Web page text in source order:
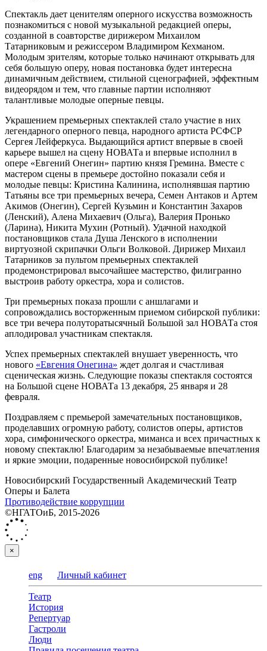
Спектакль дает ценителям оперного искусства возможность
познакомиться с новой музыкальной редакцией оперы,
созданной в соавторстве дирижером Михаилом
Татарниковым и режиссером Владимиром Кехманом.
Молодым зрителям, которые только начинают открывать для
себя большую оперу, новая постановка будет интересна
динамичным действием, стильной сценографией, эффектным
видеорядом и тем, что главные партии исполняют
талантливые молодые оперные певцы.
Украшением премьерных спектаклей стало участие в них
легендарного оперного певца, народного артиста РСФСР
Сергея Лейферкуса. Выдающийся артист впервые в своей
карьере вышел на сцену НОВАТа и впервые исполнил в
опере «Евгений Онегин» партию князя Гремина. Вместе с
мастером сцены в премьере достойно показали себя и
молодые певцы: Кристина Калинина, исполнявшая партию
Татьяны все три премьерных вечера, Семен Антаков и Артем
Акимов (Онегин), Сергей Кузьмин и Константин Захаров
(Ленский), Алена Михаевич (Ольга), Валерия Пронько
(Ларина), Никита Мухин (Ротный). Удачной находкой
постановщиков стала Душа Ленского в исполнении
виртуозной скрипачки Ольги Волковой. Дирижер Михаил
Татарников за пультом премьерных спектаклей
продемонстрировал высочайшее мастерство, филигранно
выстроив работу оркестра, хора и солистов.
Три премьерных показа прошли с аншлагами и
сопровождались восторженным приемом сибирской публики:
все три вечера полуторатысячный Большой зал НОВАТа стоя
аплодировал участникам спектакля.
Успех премьерных спектаклей внушает уверенность, что
нового «Евгения Онегина» ждет долгая и счастливая
сценическая жизнь. Следующие показы спектакля состоятся
на Большой сцене НОВАТа 13 декабря, 25 января и 28
февраля.
Поздравляем с премьерой замечательных постановщиков,
проделавших огромную работу, солистов оперы, артистов
хора, симфонического оркестра, миманса и всех причастных к
новому спектаклю! Благодарим за незабываемые впечатления
и яркие эмоции, подаренные новосибирской публике!
Новосибирский Государственный Академический Театр
Оперы и Балета
Противодействие коррупции
©НГАТОиБ, 2015-2026
×
eng Личный кабинет
Театр
История
Репертуар
Гастроли
Люди